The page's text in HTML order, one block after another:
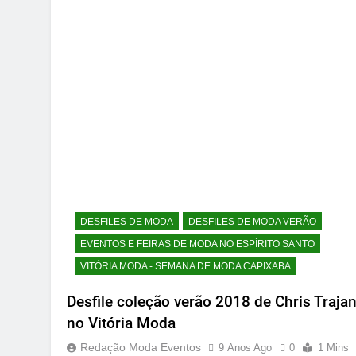
DESFILES DE MODA
DESFILES DE MODA VERÃO
EVENTOS E FEIRAS DE MODA NO ESPÍRITO SANTO
VITÓRIA MODA - SEMANA DE MODA CAPIXABA
Desfile coleção verão 2018 de Chris
no Vitória Moda
Redação Moda Eventos 9 Anos Ago 0 1 Mins